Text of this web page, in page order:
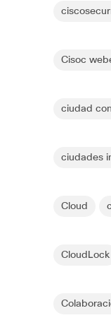
Cisoc
ciudad
ciudades
Cloud
CloudLock